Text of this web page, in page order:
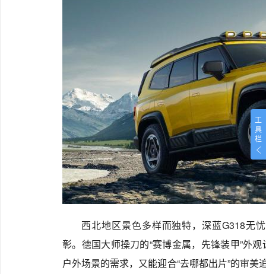
工
具
栏
西北地区景色多样而独特，深蓝G318无
彰。德国大师操刀的“赛博金属，先锋装甲”外
户外场景的需求，又能迎合“去哪都出片”的审美